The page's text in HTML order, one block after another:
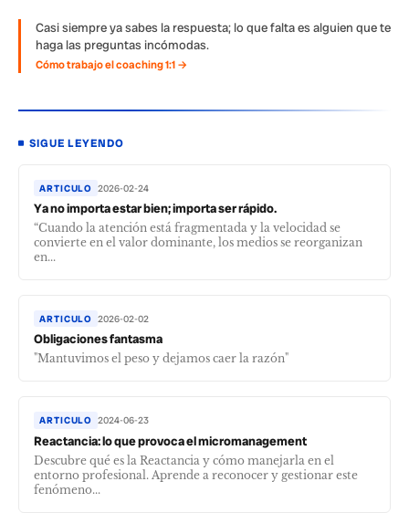
Casi siempre ya sabes la respuesta; lo que falta es alguien que te
haga las preguntas incómodas.
Cómo trabajo el coaching 1:1 →
SIGUE LEYENDO
ARTICULO 2026-02-24
Ya no importa estar bien; importa ser rápido.
“Cuando la atención está fragmentada y la velocidad se
convierte en el valor dominante, los medios se reorganizan
en...
ARTICULO 2026-02-02
Obligaciones fantasma
"Mantuvimos el peso y dejamos caer la razón"
ARTICULO 2024-06-23
Reactancia: lo que provoca el micromanagement
Descubre qué es la Reactancia y cómo manejarla en el
entorno profesional. Aprende a reconocer y gestionar este
fenómeno...